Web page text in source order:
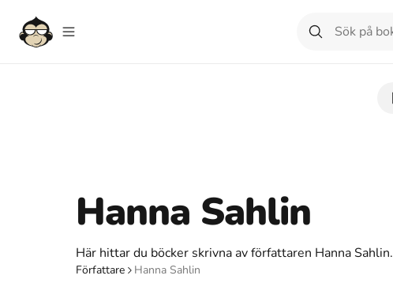
Hanna Sahlin
Här hittar du böcker skrivna av författaren Hanna Sahlin.
Författare Hanna Sahlin